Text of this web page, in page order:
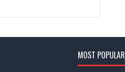
MOST POPULAR